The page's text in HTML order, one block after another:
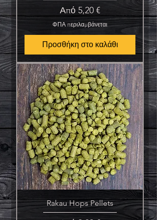
Από 5,20 €
Τιμή Έκπτωσης
ΦΠΑ περιλαμβάνεται
Προσθήκη στο καλάθι
Rakau Hops Pellets